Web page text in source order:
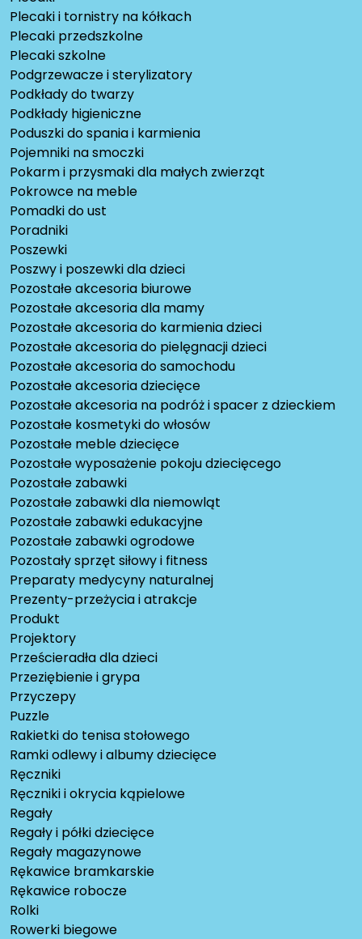
Plecaki i tornistry na kółkach
Plecaki przedszkolne
Plecaki szkolne
Podgrzewacze i sterylizatory
Podkłady do twarzy
Podkłady higieniczne
Poduszki do spania i karmienia
Pojemniki na smoczki
Pokarm i przysmaki dla małych zwierząt
Pokrowce na meble
Pomadki do ust
Poradniki
Poszewki
Poszwy i poszewki dla dzieci
Pozostałe akcesoria biurowe
Pozostałe akcesoria dla mamy
Pozostałe akcesoria do karmienia dzieci
Pozostałe akcesoria do pielęgnacji dzieci
Pozostałe akcesoria do samochodu
Pozostałe akcesoria dziecięce
Pozostałe akcesoria na podróż i spacer z dzieckiem
Pozostałe kosmetyki do włosów
Pozostałe meble dziecięce
Pozostałe wyposażenie pokoju dziecięcego
Pozostałe zabawki
Pozostałe zabawki dla niemowląt
Pozostałe zabawki edukacyjne
Pozostałe zabawki ogrodowe
Pozostały sprzęt siłowy i fitness
Preparaty medycyny naturalnej
Prezenty-przeżycia i atrakcje
Produkt
Projektory
Prześcieradła dla dzieci
Przeziębienie i grypa
Przyczepy
Puzzle
Rakietki do tenisa stołowego
Ramki odlewy i albumy dziecięce
Ręczniki
Ręczniki i okrycia kąpielowe
Regały
Regały i półki dziecięce
Regały magazynowe
Rękawice bramkarskie
Rękawice robocze
Rolki
Rowerki biegowe